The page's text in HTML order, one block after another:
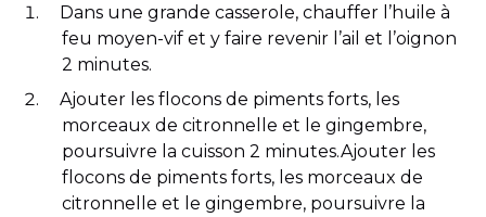
Dans une grande casserole, chauffer l’huile à
feu moyen-vif et y faire revenir l’ail et l’oignon
2 minutes.
Ajouter les flocons de piments forts, les
morceaux de citronnelle et le gingembre,
poursuivre la cuisson 2 minutes.Ajouter les
flocons de piments forts, les morceaux de
citronnelle et le gingembre, poursuivre la